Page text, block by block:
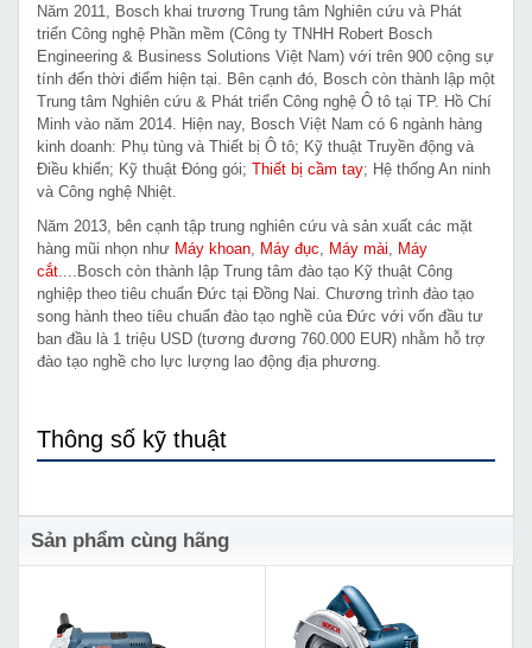
Năm 2011, Bosch khai trương Trung tâm Nghiên cứu và Phát
triển Công nghệ Phần mềm (Công ty TNHH Robert Bosch
Engineering & Business Solutions Việt Nam) với trên 900 cộng sự
tính đến thời điểm hiện tại. Bên cạnh đó, Bosch còn thành lập một
Trung tâm Nghiên cứu & Phát triển Công nghệ Ô tô tại TP. Hồ Chí
Minh vào năm 2014. Hiện nay, Bosch Việt Nam có 6 ngành hàng
kinh doanh: Phụ tùng và Thiết bị Ô tô; Kỹ thuật Truyền động và
Điều khiển; Kỹ thuật Đóng gói; Thiết bị cầm tay; Hệ thống An ninh
và Công nghệ Nhiệt.
Năm 2013, bên cạnh tập trung nghiên cứu và sản xuất các mặt
hàng mũi nhọn như Máy khoan, Máy đục, Máy mài, Máy
cắt....Bosch còn thành lập Trung tâm đào tạo Kỹ thuật Công
nghiệp theo tiêu chuẩn Đức tại Đồng Nai. Chương trình đào tạo
song hành theo tiêu chuẩn đào tạo nghề của Đức với vốn đầu tư
ban đầu là 1 triệu USD (tương đương 760.000 EUR) nhằm hỗ trợ
đào tạo nghề cho lực lượng lao động địa phương.
Thông số kỹ thuật
Sản phẩm cùng hãng